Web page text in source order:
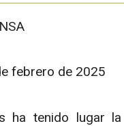
febrero de 2025
ha tenido lugar la